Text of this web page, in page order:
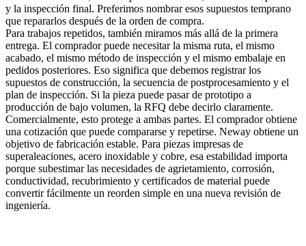
y la inspección final. Preferimos nombrar esos supuestos temprano
que repararlos después de la orden de compra.
Para trabajos repetidos, también miramos más allá de la primera
entrega. El comprador puede necesitar la misma ruta, el mismo
acabado, el mismo método de inspección y el mismo embalaje en
pedidos posteriores. Eso significa que debemos registrar los
supuestos de construcción, la secuencia de postprocesamiento y el
plan de inspección. Si la pieza puede pasar de prototipo a
producción de bajo volumen, la RFQ debe decirlo claramente.
Comercialmente, esto protege a ambas partes. El comprador obtiene
una cotización que puede compararse y repetirse. Neway obtiene un
objetivo de fabricación estable. Para piezas impresas de
superaleaciones, acero inoxidable y cobre, esa estabilidad importa
porque subestimar las necesidades de agrietamiento, corrosión,
conductividad, recubrimiento y certificados de material puede
convertir fácilmente un reorden simple en una nueva revisión de
ingeniería.